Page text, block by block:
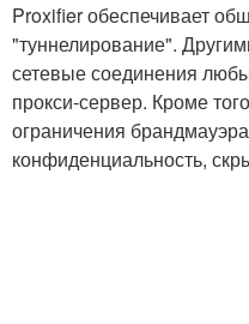
Proxifier обеспечивает
"туннелирование".
сетевые соединения
прокси-сервер. Кроме
ограничения
конфиденциальность,